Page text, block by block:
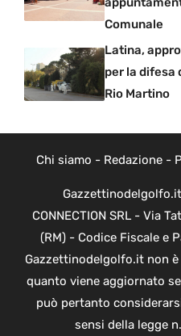
Comunale
Latina,
per la difesa
Rio Martino
Chi siamo - Redazione-
CONNECTION SRL - Via
(RM) - Codice Fiscale e
Gazzettinodelgolfo.it non
quanto viene aggiornato
può pertanto
sensi della legge